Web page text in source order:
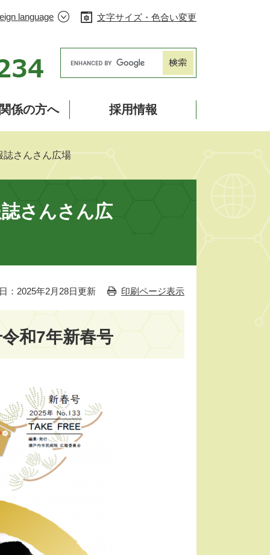
language 文字サイズ・色合い変更
Googleカスタム検索
係の方へ 採用情報
誌さんさん広場
さんさん広
：2025年2月28日更新 印刷ページ表示
和7年新春号